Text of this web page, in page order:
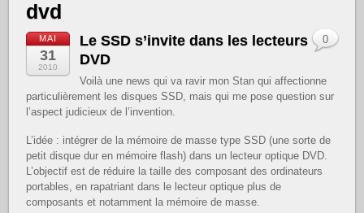
dvd
MAI
31
2010
Le SSD s’invite dans les lecteurs
DVD
Voilà une news qui va ravir mon Stan qui affectionne
particulièrement les disques SSD, mais qui me pose question sur
l’aspect judicieux de l’invention.
L’idée : intégrer de la mémoire de masse type SSD (une sorte de
petit disque dur en mémoire flash) dans un lecteur optique DVD.
L’objectif est de réduire la taille des composant des ordinateurs
portables, en rapatriant dans le lecteur optique plus de
composants et notamment la mémoire de masse.
0